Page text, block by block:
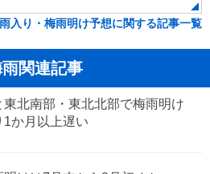
入り・梅雨明け予想に関する記事一覧
関連記事
東北南部・東北北部で梅雨明け
か月以上遅い